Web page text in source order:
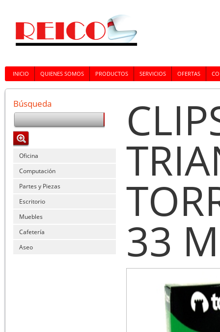
INICIO QUIENES SOMOS PRODUCTOS SERVICIOS OFERTAS
Búsqueda
Oficina
Computación
Partes y Piezas
Escritorio
Muebles
Cafetería
Aseo
33